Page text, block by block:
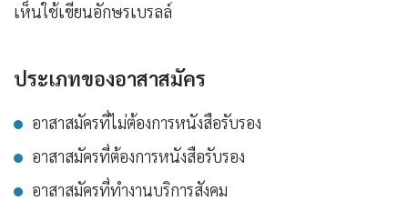
เห็นใช้เขียนอักษรเบรลล์
ประเภทของอาสาสมัคร
อาสาสมัครที่ไม่ต้องการหนังสือรับรอง
อาสาสมัครที่ต้องการหนังสือรับรอง
อาสาสมัครที่ทำงานบริการสังคม